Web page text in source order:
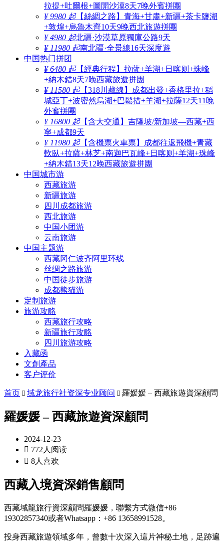
拉提+吐爾根+圖開沙漠8天7晚外賓拼團
¥ 9980 起【絲綢之路】青海+甘肅+新疆+茶卡鹽湖
+敦煌+烏魯木齊10天9晚西北旅遊拼團
¥ 4980 起北疆·沙漠草原獨庫公路9天
¥ 11980 起南北疆·全景線16天深度遊
中国热门拼团
¥ 6480 起【經典行程】拉薩+羊湖+日喀则+珠峰
+納木錯8天7晚西藏旅遊拼團
¥ 11580 起【318川藏線】成都出發+香格里拉+稻
城亞丁+波密然烏湖+巴鬆措+羊湖+拉薩12天11晚
外賓拼團
¥ 16800 起【含大交通】吉隆坡/新加坡—西藏+西
寧+成都9天
¥ 11980 起【含機票火車票】成都往返飛機+青藏
軟臥+拉薩+林芝+南迦巴瓦峰+日喀则+羊湖+珠峰
+納木錯13天12晚西藏旅遊拼團
中国城市游
西藏旅游
新疆旅游
四川成都旅游
西北旅游
中国小团游
云南旅游
中国主题游
西藏冈仁波齐阿里环线
丝绸之路旅游
中国徒步旅游
成都熊猫游
定制旅游
旅游攻略
西藏旅行攻略
新疆旅行攻略
四川旅游攻略
入藏函
文創產品
客户评价
首页  域龙旅行社资深专业顾问  羅媛媛 – 西藏旅遊資深顧問
羅媛媛 – 西藏旅遊資深顧問
2024-12-23
 772人阅读
 8人喜欢
西藏入境資深銷售顧問
西藏域龍旅行資深顧問羅媛媛，聯繫方式微信+86
19302857340或者Whatsapp：+86 13658991528。
投身西藏旅遊領域多年，曾數十次深入這片神秘土地，足跡遍